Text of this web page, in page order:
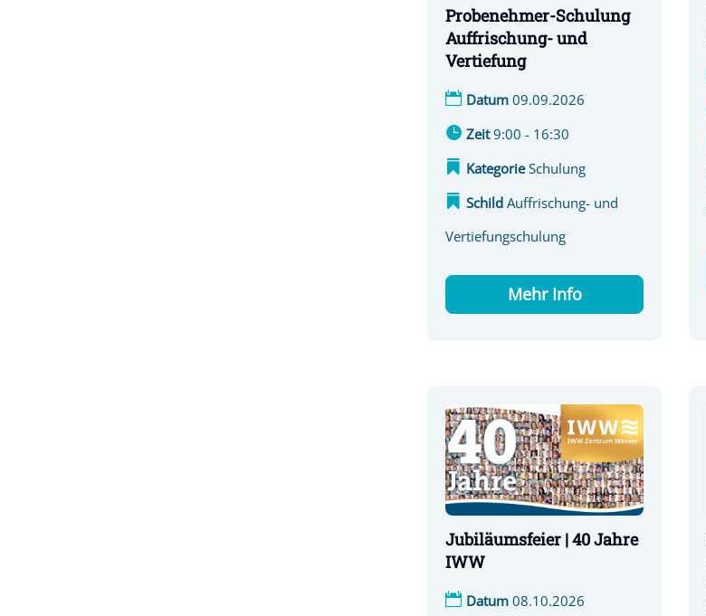
Probenehmer-Schulung
Auffrischung- und
Vertiefung
Datum 09.09.2026
Zeit9:00 - 16:30
KategorieSchulung
Schild Auffrischung- und
Vertiefungschulung
Mehr Info
Jubiläumsfeier | 40 Jahre
IWW
Datum 08.10.2026